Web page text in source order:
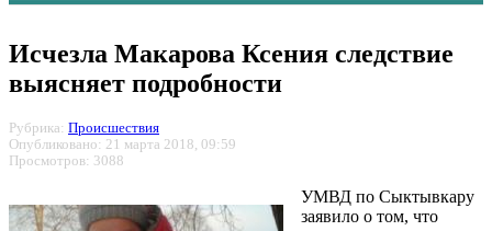
Исчезла Макарова Ксения следствие
выясняет подробности
Рубрика: Происшествия
Опубликовано: 21 марта 2018, 09:59
Просмотров: 3088
УМВД по Сыктывкару
заявило о том, что